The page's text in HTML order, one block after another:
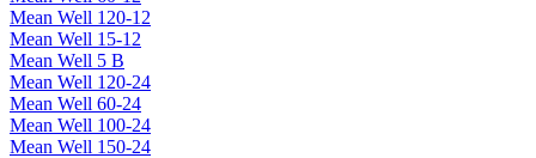
Mean Well 120-12
Mean Well 15-12
Mean Well 5 В
Mean Well 120-24
Mean Well 60-24
Mean Well 100-24
Mean Well 150-24